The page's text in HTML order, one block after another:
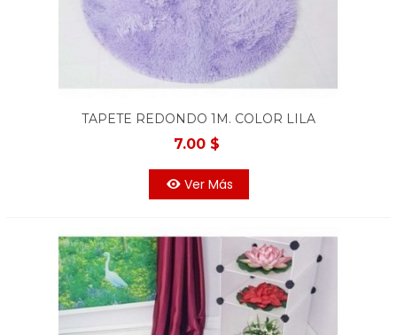
TAPETE REDONDO 1M. COLOR LILA
7.00 $
Ver Más